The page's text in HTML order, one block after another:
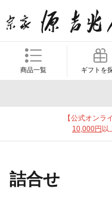
商品一覧 ギフトを
【公式オンラ
10,000円 以
詰合せ